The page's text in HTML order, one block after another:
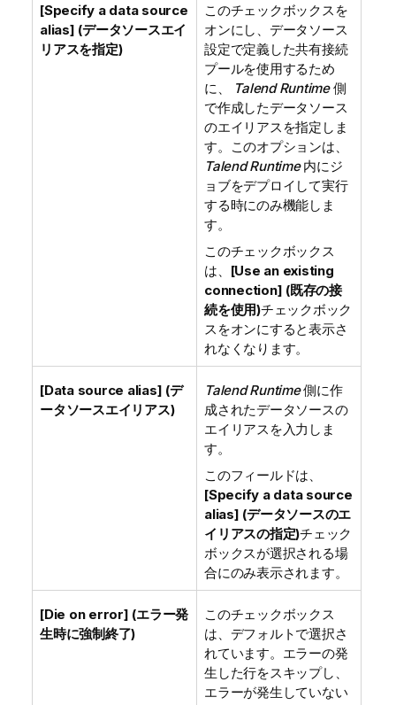
[Specify a data source
alias] (データソースエイ
リアスを指定)
このチェックボックスを
オンにし、データソース
設定で定義した共有接続
プールを使用するため
に、
Talend Runtime 側
で作成したデータソース
のエイリアスを指定しま
す。このオプションは、
Talend Runtime 内にジ
ョブをデプロイして実行
する時にのみ機能しま
す。
このチェックボックス
は、 [Use an existing
connection] (既存の接
続を使用)チェックボック
スをオンにすると表示さ
れなくなります。
[Data source alias] (デ
ータソースエイリアス)
Talend Runtime側に作
成されたデータソースの
エイリアスを入力しま
す。
このフィールドは、
[Specify a data source
alias] (データソースのエ
イリアスの指定)チェック
ボックスが選択される場
合にのみ表示されます。
[Die on error] (エラー発
生時に強制終了)
このチェックボックス
は、デフォルトで選択さ
れています。エラーの発
生した行をスキップし、
エラーが発生していない